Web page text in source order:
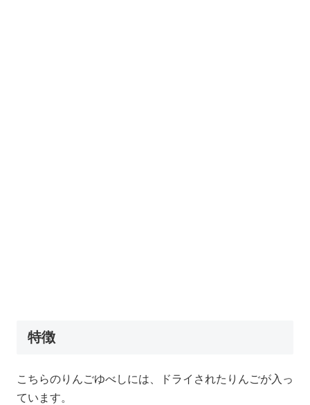
特徴
こちらのりんごゆべしには、ドライされたりんごが入っ
ています。